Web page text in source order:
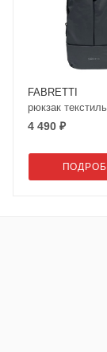
FABRETTI
рюкзак текстиль
4 490 ₽